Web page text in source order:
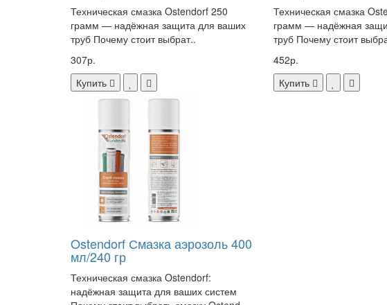
Техническая смазка Ostendorf 250
грамм — надёжная защита для ваших
труб Почему стоит выбрат..
307р.
Купить
Техническая смазка
грамм — надёжная
труб Почему стоит
452р.
Купить
Ostendorf Смазка аэрозоль 400
мл/240 гр
Техническая смазка Ostendorf:
надёжная защита для ваших систем